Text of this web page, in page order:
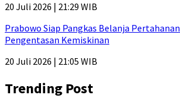
20 Juli 2026 | 21:29 WIB
Prabowo Siap Pangkas Belanja
Pengentasan Kemiskinan
20 Juli 2026 | 21:05 WIB
Trending Post